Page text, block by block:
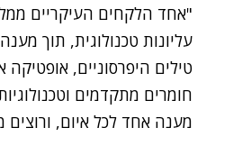
עליונות טכנולוגית, תוך
חומרים מתקדמים
מענה אחד לכל איום,